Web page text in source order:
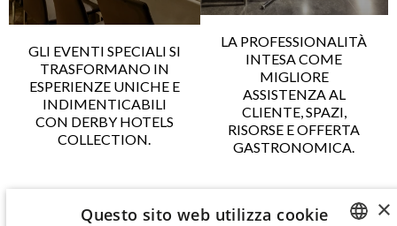
GLI EVENTI SPECIALI SI
TRASFORMANO IN
ESPERIENZE UNICHE E
INDIMENTICABILI
CON DERBY HOTELS
COLLECTION.
LA PROFESSIONALITÀ
INTESA COME
MIGLIORE
ASSISTENZA AL
CLIENTE, SPAZI,
RISORSE E OFFERTA
GASTRONOMICA.
SOLICITAR PRESUPUESTO ×
Questo sito web utilizza cookie